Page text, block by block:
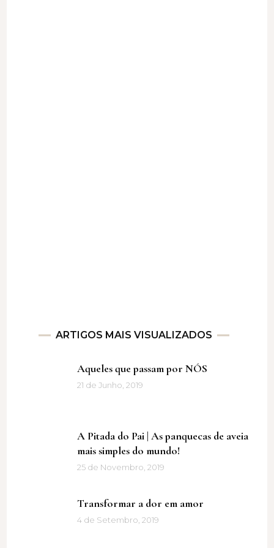
ARTIGOS MAIS VISUALIZADOS
Aqueles que passam por NÓS
21 de Junho, 2019
A Pitada do Pai | As panquecas de aveia
mais simples do mundo!
25 de Novembro, 2019
Transformar a dor em amor
4 de Setembro, 2019